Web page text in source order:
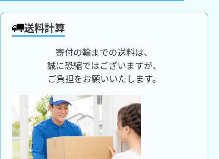
送料計算
寄付の輪までの送料は、
誠に恐縮ではございますが、
ご負担をお願いいたします。